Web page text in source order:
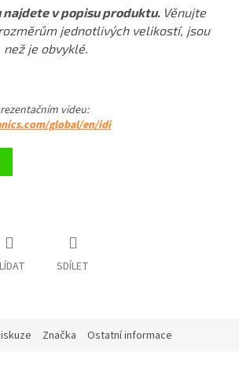
v popisu produktu. Věnujte
jednotlivých velikostí, jsou
je obvyklé.
videu:
global/en/idi
SDÍLET
Značka Ostatní informace